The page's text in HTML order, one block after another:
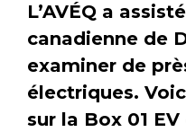
L’AVÉQ a
canadienne de
examiner de
électriques.
sur la Box 01